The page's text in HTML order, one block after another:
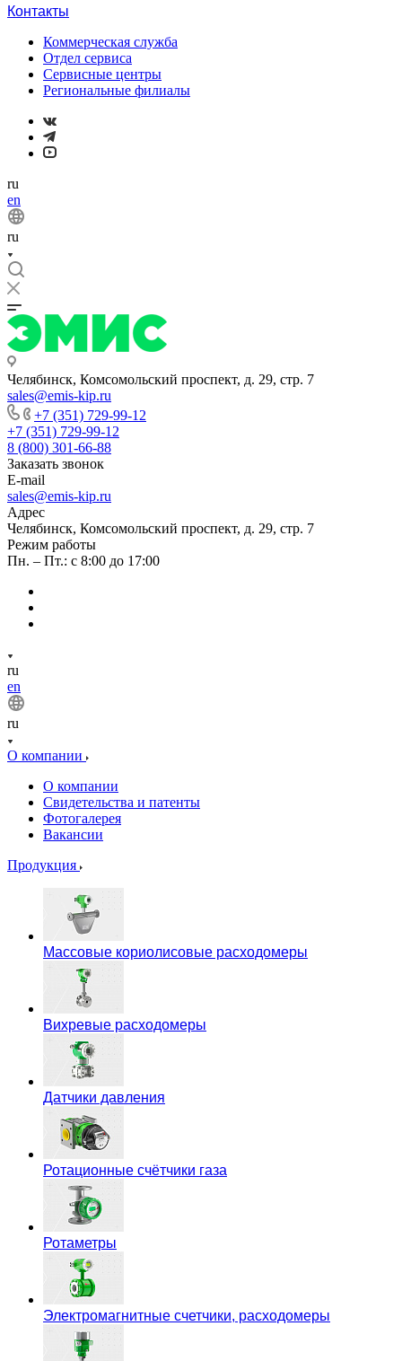
Контакты
Коммерческая служба
Отдел сервиса
Сервисные центры
Региональные филиалы
ru
en
ru
Челябинск, Комсомольский проспект, д. 29, стр. 7
sales@emis-kip.ru
+7 (351) 729-99-12
+7 (351) 729-99-12
8 (800) 301-66-88
Заказать звонок
E-mail
sales@emis-kip.ru
Адрес
Челябинск, Комсомольский проспект, д. 29, стр. 7
Режим работы
Пн. – Пт.: с 8:00 до 17:00
ru
en
ru
О компании
О компании
Свидетельства и патенты
Фотогалерея
Вакансии
Продукция
Массовые кориолисовые расходомеры
Вихревые расходомеры
Датчики давления
Ротационные счётчики газа
Ротаметры
Электромагнитные счетчики, расходомеры